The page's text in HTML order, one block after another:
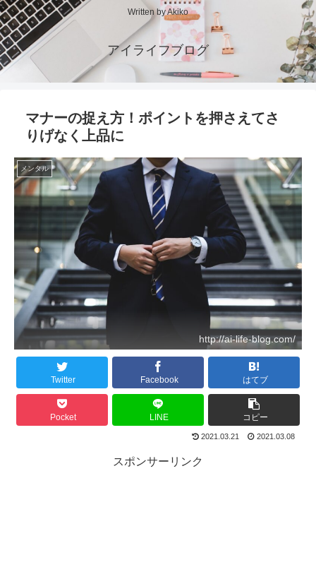
Written by Akiko
アイライフブログ
マナーの捉え方！ポイントを押さえてさ
りげなく上品に
メンタル
http://ai-life-blog.com/
Twitter Facebook はてブ
Pocket LINE コピー
2021.03.21 2021.03.08
スポンサーリンク